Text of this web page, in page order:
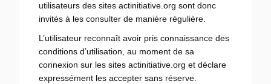
utilisateurs des sites actinitiative.org sont donc
invités à les consulter de manière régulière.
L’utilisateur reconnaît avoir pris connaissance des
conditions d’utilisation, au moment de sa
connexion sur les sites actinitiative.org et déclare
expressément les accepter sans réserve.